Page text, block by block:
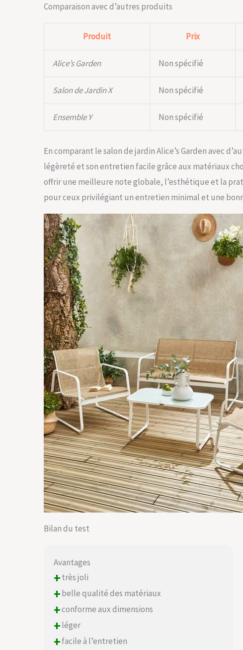
Comparaison avec d’autres produits
Produit Prix
Alice’s Garden Non spécifié
Salon de Jardin X Non spécifié
Ensemble Y Non spécifié
En comparant le salon de jardin Alice’s Garden avec
légèreté et son entretien facile grâce aux matériaux
offrir une meilleure note globale, l’esthétique et la
pour ceux privilégiant un entretien minimal et une
Bilan du test
Avantages
+très joli
+belle qualité des matériaux
+conforme aux dimensions
+léger
+facile à l’entretien